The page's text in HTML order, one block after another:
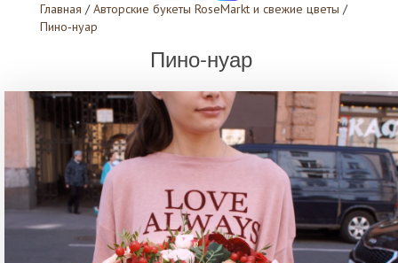
Главная / Авторские букеты RoseMarkt и свежие цветы /
Пино‑нуар
Пино‑нуар